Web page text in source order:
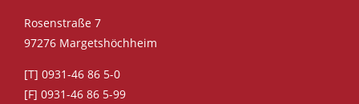
Rosenstraße 7
97276 Margetshöchheim
[T] 0931-46 86 5-0
[F] 0931-46 86 5-99